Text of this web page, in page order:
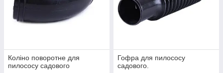
Коліно поворотне для
пилососу садового
Гофра для пилососу
садового.